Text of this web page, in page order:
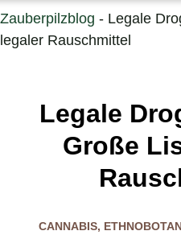
Zauberpilzblog - Legale
legaler Rauschmittel
Legale
Große
CANNABIS,